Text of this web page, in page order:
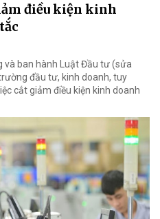
điều kiện kinh
và ban hành Luật Đầu tư (sửa
đầu tư, kinh doanh, tuy
cắt giảm điều kiện kinh doanh